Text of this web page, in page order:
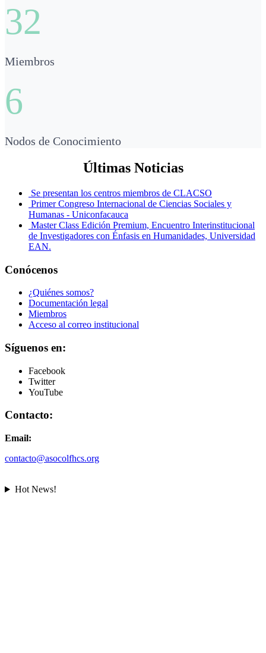
32
Miembros
6
Nodos de Conocimiento
Últimas Noticias
Se presentan los centros miembros de CLACSO
Primer Congreso Internacional de Ciencias Sociales y
Humanas - Uniconfacauca
Master Class Edición Premium, Encuentro Interinstitucional
de Investigadores con Énfasis en Humanidades, Universidad
EAN.
Conócenos
¿Quiénes somos?
Documentación legal
Miembros
Acceso al correo institucional
Síguenos en:
Facebook
Twitter
YouTube
Contacto:
Email:
contacto@asocolfhcs.org
Hot News!